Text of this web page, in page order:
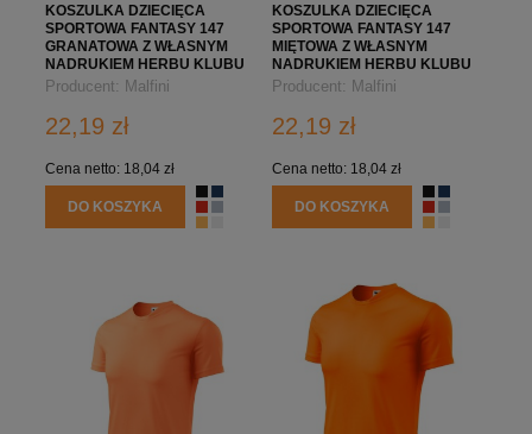
KOSZULKA DZIECIĘCA
SPORTOWA FANTASY 147
GRANATOWA Z WŁASNYM
NADRUKIEM HERBU KLUBU
Producent: Malfini
22,19 zł
Cena netto: 18,04 zł
DO KOSZYKA
KOSZULKA DZIECIĘCA
SPORTOWA FANTASY 147
MIĘTOWA Z WŁASNYM
NADRUKIEM HERBU KLUBU
Producent: Malfini
22,19 zł
Cena netto: 18,04 zł
DO KOSZYKA